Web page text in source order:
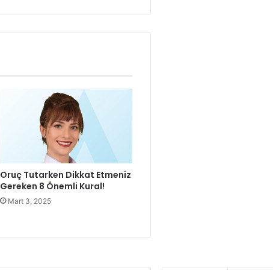
Oruç Tutarken Dikkat Etmeniz
Gereken 8 Önemli Kural!
Mart 3, 2025